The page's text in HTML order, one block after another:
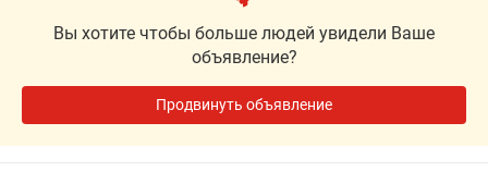
Вы хотите чтобы больше людей увидели Ваше
объявление?
Продвинуть объявление